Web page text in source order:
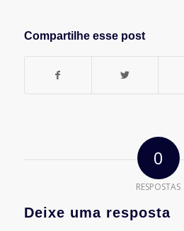
Compartilhe esse post
0
RESPOSTAS
Deixe uma resposta